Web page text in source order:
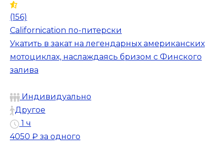
(156)
Californication по-питерски
Укатить в закат на легендарных американских
мотоциклах, наслаждаясь бризом с Финского
залива
Индивидуально
Другое
1 ч
4050 ₽ за одного